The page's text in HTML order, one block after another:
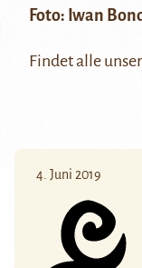
Foto: Iwan
Findet alle
4. Juni 2019